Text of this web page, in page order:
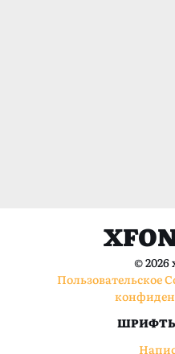
© 2026
Пользовательское